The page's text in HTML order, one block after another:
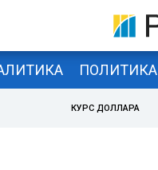
ПОЛИТИКА
КУРС ДОЛЛАРА